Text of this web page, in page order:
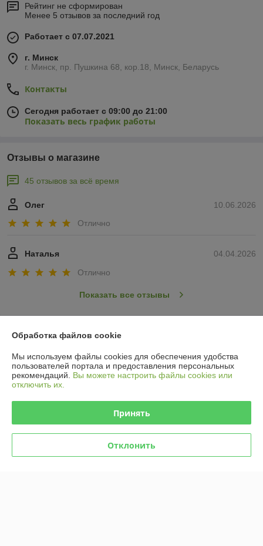
Рейтинг не сформирован
Менее 5 отзывов за последний год
Работает с 07.07.2021
г. Минск
г. Минск, пр. Пушкина 68, кор.18, Минск, Беларусь
Контакты
Сегодня работает с 09:00 до 21:00
Показать весь график работы
Отзывы о магазине
45 отзывов за всё время
10.06.2026
Олег
Отлично
04.04.2026
Наталья
Отлично
Показать все отзывы
О нас
Контакты
Доставка и оплата
Обработка файлов cookie
Мы используем файлы cookies для обеспечения удобства
пользователей портала и предоставления персональных
рекомендаций. Вы можете настроить файлы cookies или
отключить их.
Принять
Отклонить